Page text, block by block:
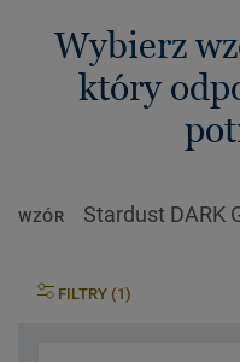
Wybierz
który
WZÓR Stardust DARK
FILTRY (1)